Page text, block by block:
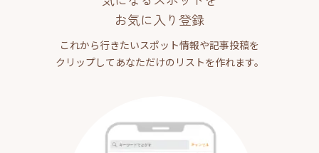
お気に入り登録
これから行きたいスポット情報や記事投稿を
クリップしてあなただけのリストを作れます。